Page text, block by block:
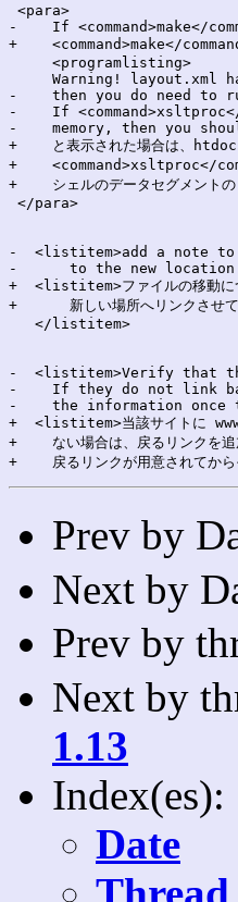
<para>
-    If <command>make</
+    <command>make</
     <programlisting>
Warning! layout.xml
-    then you do need to
-    If
-    memory, then you
+    と表示された場合は、
+    <command>xsltproc</
+    シェルのデータセグメント
</para>
-  <listitem>add a note to
-      to the new location
+  <listitem>ファイルの移動
+      新しい場所へリンクさせて
   </listitem>
-  <listitem>Verify that
-    If they do not link
-    the information
+  <listitem>当該サイトに
+    ない場合は、戻るリンクを追
Prev by
Next by
Prev by
Next by
1.13
Index(es):
Date
Thread